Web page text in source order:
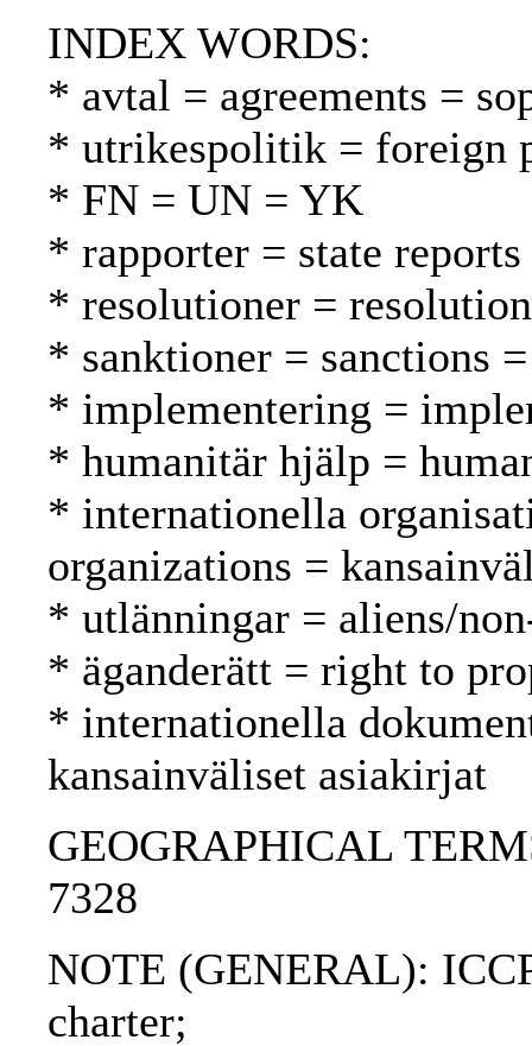
INDEX WORDS:
* avtal = agreements =
* utrikespolitik = foreign
* FN = UN = YK
* rapporter = state
* resolutioner =
* sanktioner = sanctions
* implementering =
* humanitär hjälp =
* internationella
organizations =
* utlänningar = aliens/
* äganderätt = right to
* internationella
kansainväliset asiakirjat
GEOGRAPHICAL
7328
NOTE (GENERAL):
charter;